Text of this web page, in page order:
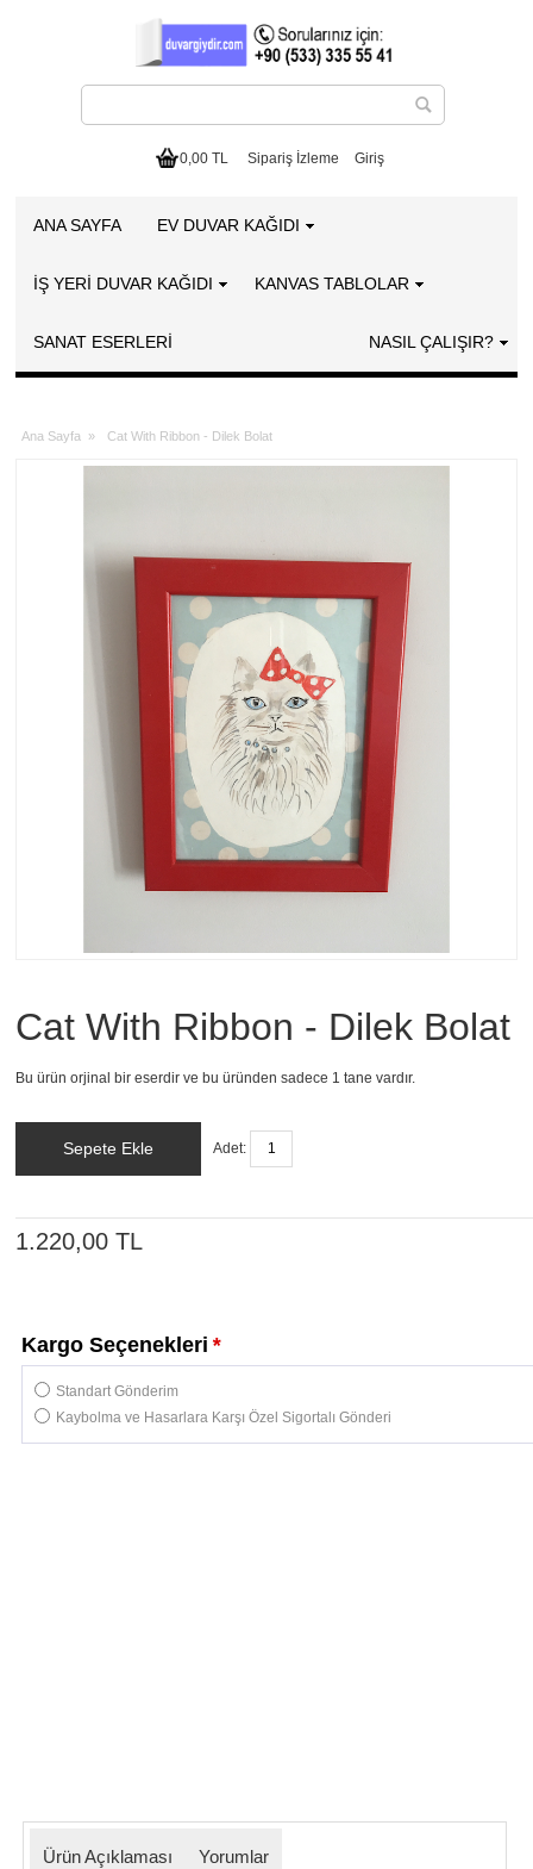
0,00 TL Sipariş İzleme Giriş
ANA SAYFA EV DUVAR KAĞIDI
İŞ YERİ DUVAR KAĞIDI KANVAS TABLOLAR
SANAT ESERLERI NASIL ÇALIŞIR?
Ana Sayfa » Cat With Ribbon - Dilek Bolat
Cat With Ribbon - Dilek Bolat
Bu ürün orjinal bir eserdir ve bu üründen sadece 1 tane vardır.
Sepete Ekle Adet:
1.220,00 TL
*
Kargo Seçenekleri
Standart Gönderim
Kaybolma ve Hasarlara Karşı Özel Sigortalı Gönderi
Ürün Açıklaması Yorumlar